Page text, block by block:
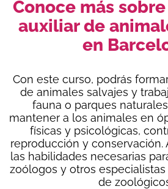
Conoce más
auxiliar de
en
Con este curso, podrás
de animales salvajes y
fauna o parques
mantener a los animales en
físicas y psicológicas,
reproducción y conservación.
las habilidades necesarias
zoólogos y otros
de